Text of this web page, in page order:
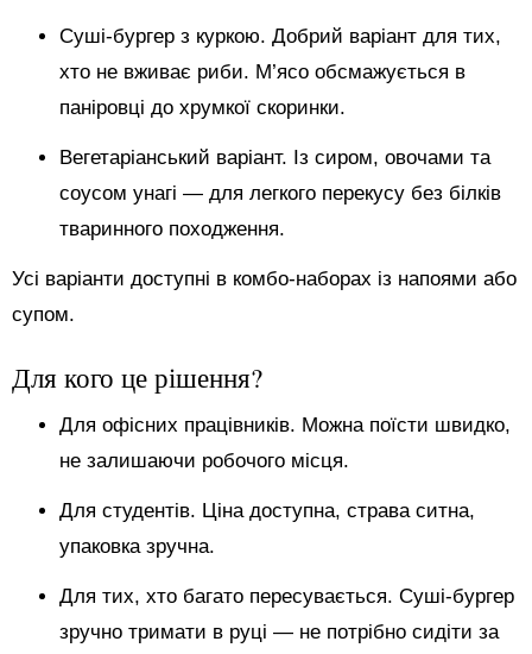
Суші-бургер з куркою. Добрий варіант для тих,
хто не вживає риби. М’ясо обсмажується в
паніровці до хрумкої скоринки.
Вегетаріанський варіант. Із сиром, овочами та
соусом унагі — для легкого перекусу без білків
тваринного походження.
Усі варіанти доступні в комбо-наборах із напоями або
супом.
Для кого це рішення?
Для офісних працівників. Можна поїсти швидко,
не залишаючи робочого місця.
Для студентів. Ціна доступна, страва ситна,
упаковка зручна.
Для тих, хто багато пересувається. Суші-бургер
зручно тримати в руці — не потрібно сидіти за